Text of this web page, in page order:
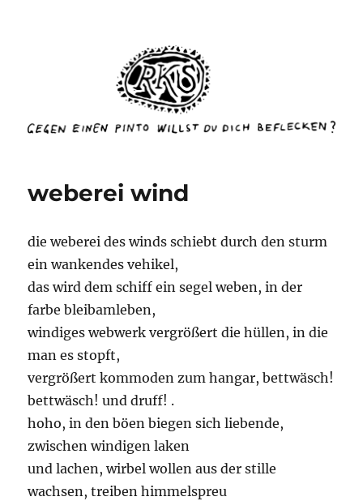
rottenkinckschow
weberei wind
die weberei des winds schiebt durch den sturm
ein wankendes vehikel,
das wird dem schiff ein segel weben, in der
farbe bleibamleben,
windiges webwerk vergrößert die hüllen, in die
man es stopft,
vergrößert kommoden zum hangar, bettwäsch!
bettwäsch! und druff! .
hoho, in den böen biegen sich liebende,
zwischen windigen laken
und lachen, wirbel wollen aus der stille
wachsen, treiben himmelspreu